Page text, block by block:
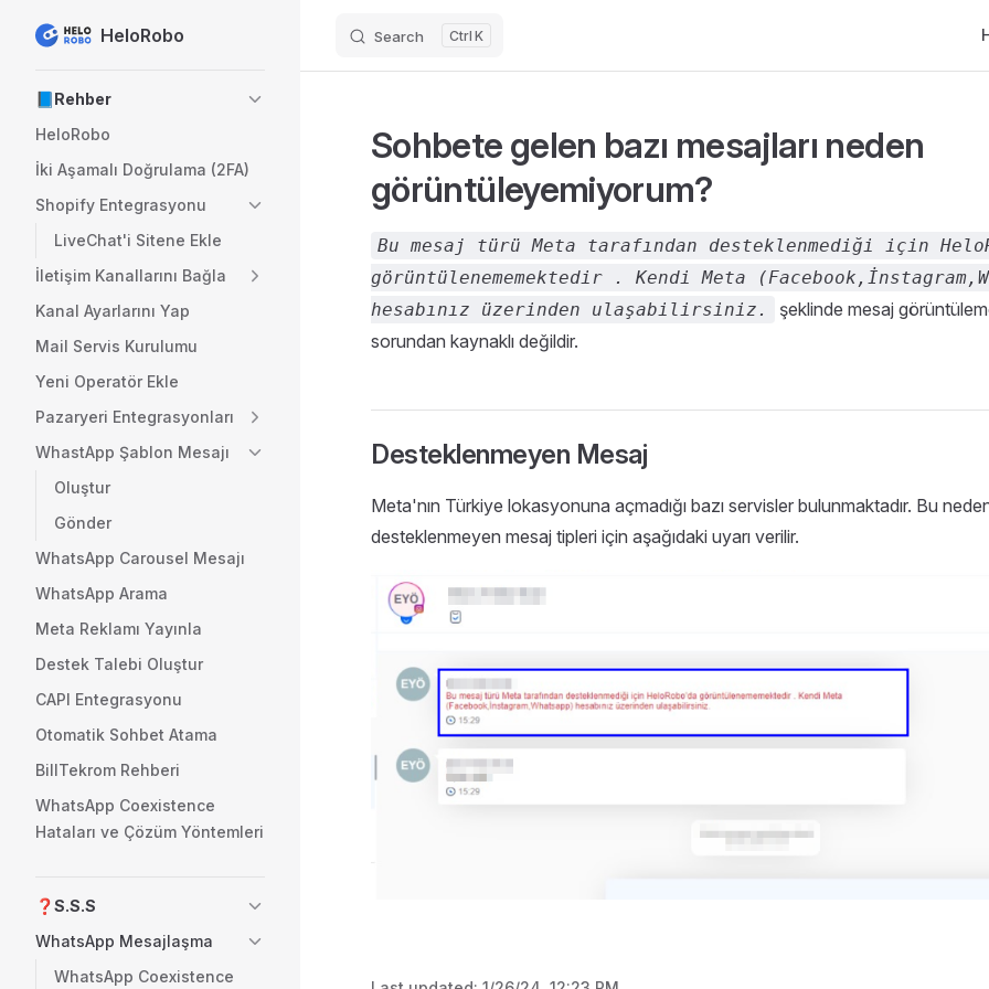
Skip to contentHeloRobo Search K
📘Rehber
HeloRobo
İki Aşamalı Doğrulama (2FA)
Shopify Entegrasyonu
LiveChat'i Sitene Ekle
İletişim Kanallarını Bağla
Kanal Ayarlarını Yap
Mail Servis Kurulumu
Yeni Operatör Ekle
Pazaryeri Entegrasyonları
WhastApp Şablon Mesajı
Oluştur
Gönder
WhatsApp Carousel Mesajı
WhatsApp Arama
Meta Reklamı Yayınla
Destek Talebi Oluştur
CAPI Entegrasyonu
Otomatik Sohbet Atama
BillTekrom Rehberi
WhatsApp Coexistence
Hataları ve Çözüm Yöntemleri
❓S.S.S
WhatsApp Mesajlaşma
WhatsApp Coexistence
Sohbete gelen bazı mesajları neden
görüntüleyemiyorum?
Bu mesaj türü Meta tarafından desteklenmediği için
görüntülenememektedir . Kendi Meta
hesabınız üzerinden ulaşabilirsiniz.
şeklinde mesaj
sorundan kaynaklı değildir.
Desteklenmeyen Mesaj
Meta'nın Türkiye lokasyonuna açmadığı bazı servisler bulunmaktadır. Bu
desteklenmeyen mesaj tipleri için aşağıdaki uyarı verilir.